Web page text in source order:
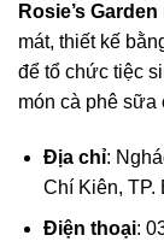
Rosie’s Garden
mát, thiết kế
để tổ chức tiệc
món cà phê sữa
Địa chỉ:
Chí Kiên, TP.
Điện thoại: